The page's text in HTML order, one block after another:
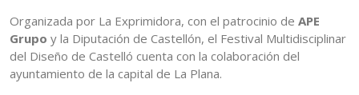
Organizada por La Exprimidora, con el patrocinio de APE
Grupo y la Diputación de Castellón, el Festival Multidisciplinar
del Diseño de Castelló cuenta con la colaboración del
ayuntamiento de la capital de La Plana.